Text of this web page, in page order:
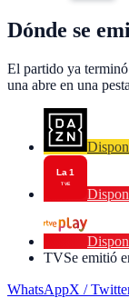
Dónde se
El partido ya
una abre en una
TVSe emitió
WhatsAppX /